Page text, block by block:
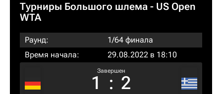
Турниры Большого шлема - US Open
WTA
Раунд:
1/64 финала
Время начала:
29.08.2022 в 18:10
Завершен
1 : 2